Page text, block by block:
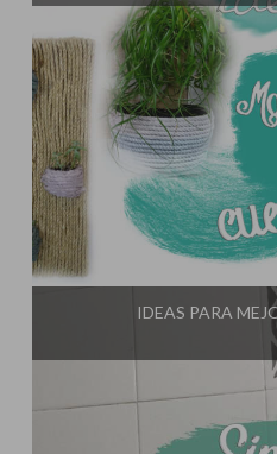
Influencer:El
IDEAS PARA